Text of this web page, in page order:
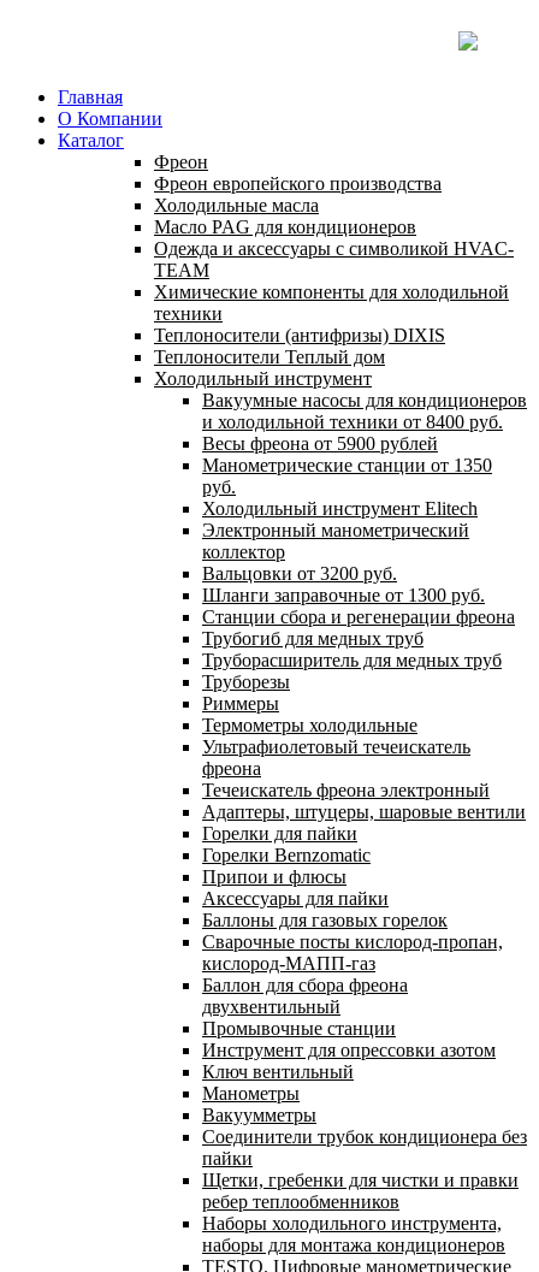
Главная
О Компании
Каталог
Фреон
Фреон европейского производства
Холодильные масла
Масло PAG для кондиционеров
Одежда и аксессуары с символикой HVAC-
TEAM
Химические компоненты для холодильной
техники
Теплоносители (антифризы) DIXIS
Теплоносители Теплый дом
Холодильный инструмент
Вакуумные насосы для кондиционеров
и холодильной техники от 8400 руб.
Весы фреона от 5900 рублей
Манометрические станции от 1350
руб.
Холодильный инструмент Elitech
Электронный манометрический
коллектор
Вальцовки от 3200 руб.
Шланги заправочные от 1300 руб.
Станции сбора и регенерации фреона
Трубогиб для медных труб
Труборасширитель для медных труб
Труборезы
Риммеры
Термометры холодильные
Ультрафиолетовый течеискатель
фреона
Течеискатель фреона электронный
Адаптеры, штуцеры, шаровые вентили
Горелки для пайки
Горелки Bernzomatic
Припои и флюсы
Аксессуары для пайки
Баллоны для газовых горелок
Сварочные посты кислород-пропан,
кислород-МАПП-газ
Баллон для сбора фреона
двухвентильный
Промывочные станции
Инструмент для опрессовки азотом
Ключ вентильный
Манометры
Вакуумметры
Соединители трубок кондиционера без
пайки
Щетки, гребенки для чистки и правки
ребер теплообменников
Наборы холодильного инструмента,
наборы для монтажа кондиционеров
TESTO. Цифровые манометрические